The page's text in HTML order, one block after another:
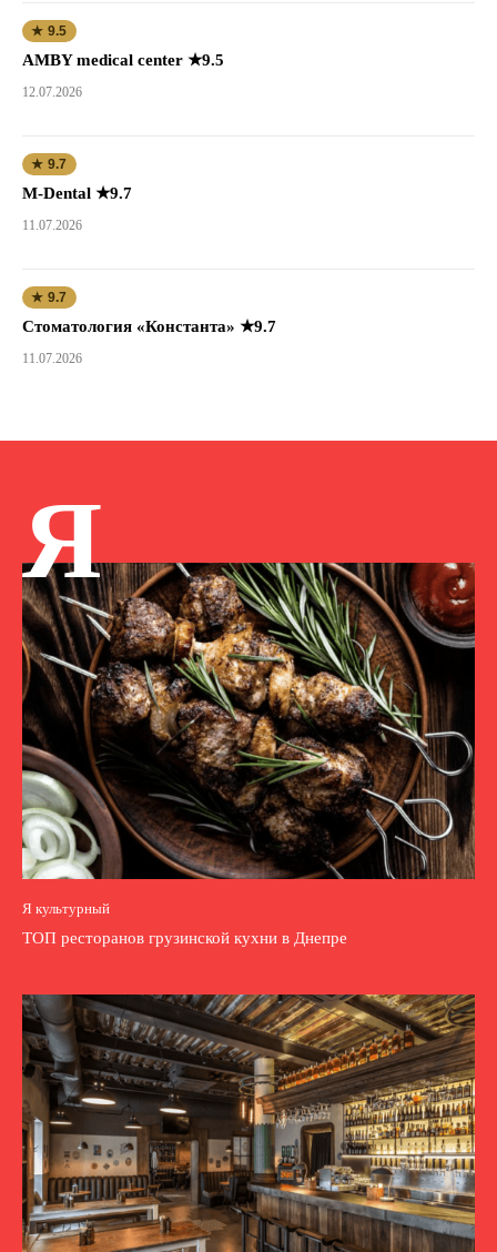
★ 9.5
AMBY medical center ★9.5
12.07.2026
★ 9.7
M-Dental ★9.7
11.07.2026
★ 9.7
Стоматология «Константа» ★9.7
11.07.2026
Я
Я культурный
ТОП ресторанов грузинской кухни в Днепре